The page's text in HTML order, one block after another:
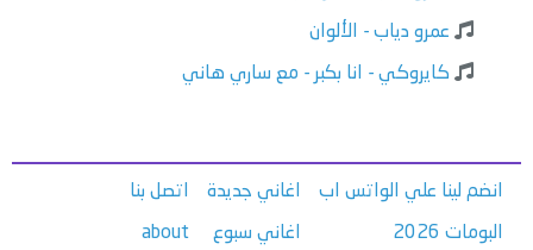
عمرو دياب - الألوان
كايروكي - انا بكبر - مع ساري هاني
انضم لينا علي الواتس اب
البومات 2026
اغاني جديدة
اغاني سبوع
اتصل بنا
about